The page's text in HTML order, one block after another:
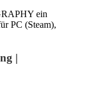
ein
PC (Steam),
|